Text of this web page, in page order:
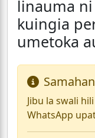
linauma
kuingia
umetoka
Jibu la swali
WhatsApp